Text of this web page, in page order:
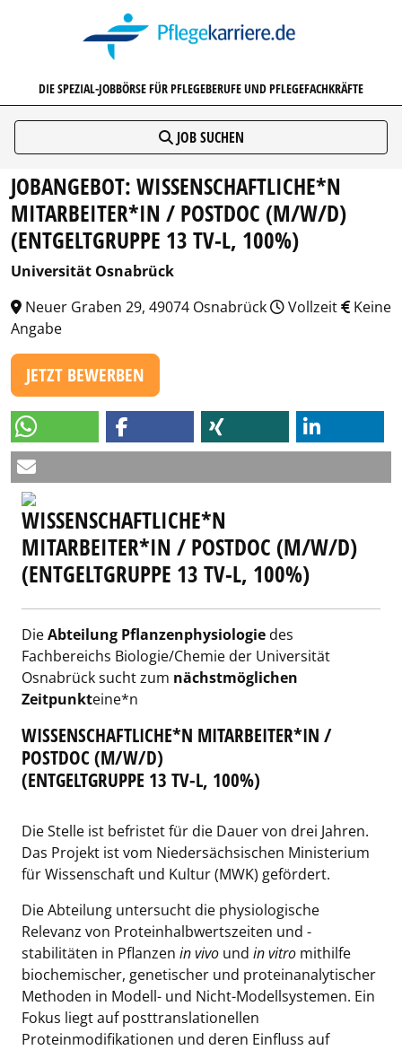
DIE SPEZIAL-JOBBÖRSE FÜR PFLEGEBERUFE UND PFLEGEFACHKRÄFTE
JOB SUCHEN
JOBANGEBOT: WISSENSCHAFTLICHE*N
MITARBEITER*IN / POSTDOC (M/W/D)
(ENTGELTGRUPPE 13 TV-L, 100%)
Universität Osnabrück
Neuer Graben 29, 49074 Osnabrück
Vollzeit
Keine
Angabe
JETZT BEWERBEN
WISSENSCHAFTLICHE*N
MITARBEITER*IN / POSTDOC (M/W/D)
(ENTGELTGRUPPE 13 TV-L, 100%)
DieAbteilung Pflanzenphysiologie des
Fachbereichs Biologie/Chemie der Universität
Osnabrück sucht zum nächstmöglichen
Zeitpunkteine*n
WISSENSCHAFTLICHE*N MITARBEITER*IN /
POSTDOC (M/W/D)
(ENTGELTGRUPPE 13 TV-L, 100%)
Die Stelle ist befristet für die Dauer von drei Jahren.
Das Projekt ist vom Niedersächsischen Ministerium
für Wissenschaft und Kultur (MWK) gefördert.
Die Abteilung untersucht die physiologische
Relevanz von Proteinhalbwertszeiten und -
stabilitäten in Pflanzen in vivo und in vitro mithilfe
biochemischer, genetischer und proteinanalytischer
Methoden in Modell- und Nicht-Modellsystemen. Ein
Fokus liegt auf posttranslationellen
Proteinmodifikationen und deren Einfluss auf